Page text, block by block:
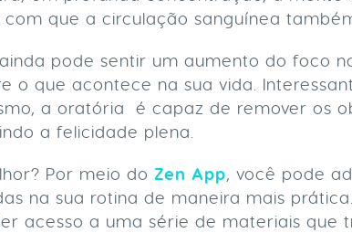
com que a circulação sanguínea
pode sentir um aumento do foco
o que acontece na sua vida.
a oratória é capaz de remover os
a felicidade plena.
Por meio do Zen App, você pode
na sua rotina de maneira mais
acesso a uma série de materiais que